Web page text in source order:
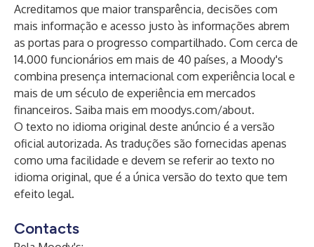
Acreditamos que maior transparência, decisões com
mais informação e acesso justo às informações abrem
as portas para o progresso compartilhado. Com cerca de
14.000 funcionários em mais de 40 países, a Moody's
combina presença internacional com experiência local e
mais de um século de experiência em mercados
financeiros. Saiba mais em moodys.com/about.
O texto no idioma original deste anúncio é a versão
oficial autorizada. As traduções são fornecidas apenas
como uma facilidade e devem se referir ao texto no
idioma original, que é a única versão do texto que tem
efeito legal.
Contacts